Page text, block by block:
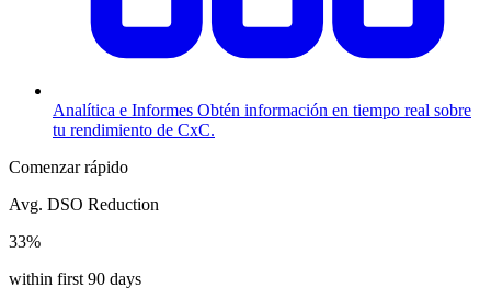
Analítica e Informes Obtén información en tiempo real sobre
tu rendimiento de CxC.
Comenzar rápido
Avg. DSO Reduction
33%
within first 90 days